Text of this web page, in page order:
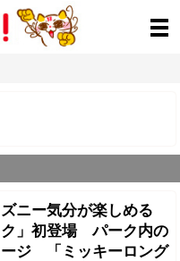
ニー気分が楽しめる
ク」初登場 パーク内の
ージ 「ミッキーロング